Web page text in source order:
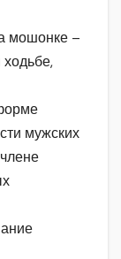
мошонке –
ходьбе,
мужских